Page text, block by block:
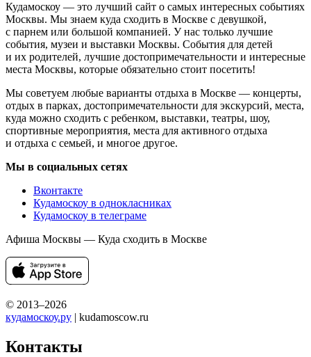
Кудамоскоу — это лучший сайт о самых интересных событиях
Москвы. Мы знаем куда сходить в Москве с девушкой,
с парнем или большой компанией. У нас только лучшие
события, музеи и выставки Москвы. События для детей
и их родителей, лучшие достопримечательности и интересные
места Москвы, которые обязательно стоит посетить!
Мы советуем любые варианты отдыха в Москве — концерты,
отдых в парках, достопримечательности для экскурсий, места,
куда можно сходить с ребенком, выставки, театры, шоу,
спортивные мероприятия, места для активного отдыха
и отдыха с семьей, и многое другое.
Мы в социальных сетях
Вконтакте
Кудамоскоу в однокласниках
Кудамоскоу в телеграме
Афиша Москвы — Куда сходить в Москве
© 2013–2026
кудамоскоу.ру | kudamoscow.ru
Контакты